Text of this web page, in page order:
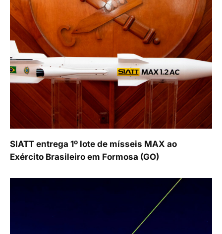
SIATT entrega 1º lote de mísseis MAX ao
Exército Brasileiro em Formosa (GO)